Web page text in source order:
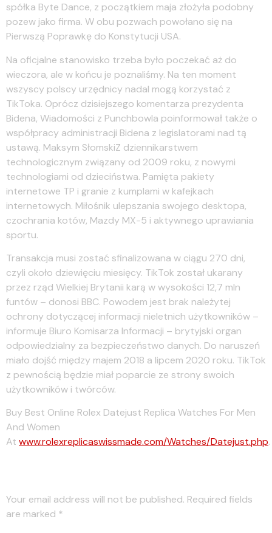
spółka Byte Dance, z początkiem maja złożyła podobny
pozew jako firma. W obu pozwach powołano się na
Pierwszą Poprawkę do Konstytucji USA.
Na oficjalne stanowisko trzeba było poczekać aż do
wieczora, ale w końcu je poznaliśmy. Na ten moment
wszyscy polscy urzędnicy nadal mogą korzystać z
TikToka. Oprócz dzisiejszego komentarza prezydenta
Bidena, Wiadomości z Punchbowla poinformował także o
współpracy administracji Bidena z legislatorami nad tą
ustawą. Maksym SłomskiZ dziennikarstwem
technologicznym związany od 2009 roku, z nowymi
technologiami od dzieciństwa. Pamięta pakiety
internetowe TP i granie z kumplami w kafejkach
internetowych. Miłośnik ulepszania swojego desktopa,
czochrania kotów, Mazdy MX-5 i aktywnego uprawiania
sportu.
Transakcja musi zostać sfinalizowana w ciągu 270 dni,
czyli około dziewięciu miesięcy. TikTok został ukarany
przez rząd Wielkiej Brytanii karą w wysokości 12,7 mln
funtów – donosi BBC. Powodem jest brak należytej
ochrony dotyczącej informacji nieletnich użytkowników –
informuje Biuro Komisarza Informacji – brytyjski organ
odpowiedzialny za bezpieczeństwo danych. Do naruszeń
miało dojść między majem 2018 a lipcem 2020 roku. TikTok
z pewnością będzie miał poparcie ze strony swoich
użytkowników i twórców.
Buy Best Online Rolex Datejust Replica Watches For Men
And Women
At www.rolexreplicaswissmade.com/Watches/Datejust.php.
Your email address will not be published. Required fields
are marked *